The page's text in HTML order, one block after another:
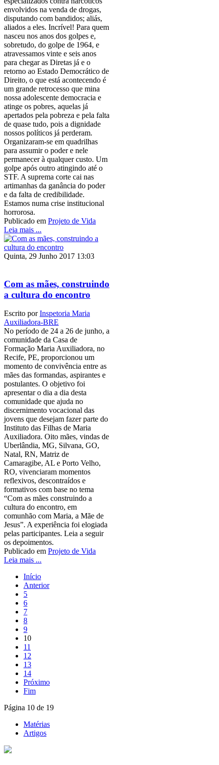
envolvidos na venda de drogas,
disputando com bandidos; aliás,
aliados a eles. Incrível! Para quem
nasceu nos anos dos golpes e,
sobretudo, do golpe de 1964, e
atravessamos vinte e seis anos
para chegar as Diretas já e o
retorno ao Estado Democrático de
Direito, o que está acontecendo é
um grande retrocesso que mina
nossa adolescente democracia e
atinge os pobres, aquelas já
apertados pela pobreza e pela falta
de quase tudo, pois a dignidade
nossos políticos já perderam.
Organizaram-se em quadrilhas
para assumir o poder e nele
permanecer à qualquer custo. Um
golpe após outro atingindo até o
STF. A suprema corte cai nas
artimanhas da ganância do poder
e da falta de credibilidade.
Estamos numa crise institucional
horrorosa.
Publicado em Projeto de Vida
Leia mais ...
Quinta, 29 Junho 2017 13:03
Com as mães, construindo
a cultura do encontro
Escrito porInspetoria Maria
Auxiliadora-BRE
No período de 24 a 26 de junho, a
comunidade da Casa de
Formação Maria Auxiliadora, no
Recife, PE, proporcionou um
momento de convivência entre as
mães das formandas, aspirantes e
postulantes. O objetivo foi
apresentar o dia a dia desta
comunidade que ajuda no
discernimento vocacional das
jovens que desejam fazer parte do
Instituto das Filhas de Maria
Auxiliadora. Oito mães, vindas de
Uberlândia, MG, Silvana, GO,
Natal, RN, Matriz de
Camaragibe, AL e Porto Velho,
RO, vivenciaram momentos
reflexivos, descontraídos e
formativos com base no tema
“Com as mães construindo a
cultura do encontro, em
comunhão com Maria, a Mãe de
Jesus”. A experiência foi elogiada
pelas participantes. Leia a seguir
os depoimentos.
Publicado em Projeto de Vida
Leia mais ...
Início
Anterior
5
6
7
8
9
10
11
12
13
14
Próximo
Fim
Página 10 de 19
Matérias
Artigos